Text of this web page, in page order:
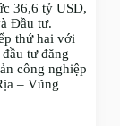
36,6 tỷ USD,
Đầu tư.
thứ hai với
tư đăng
công nghiệp
– Vũng